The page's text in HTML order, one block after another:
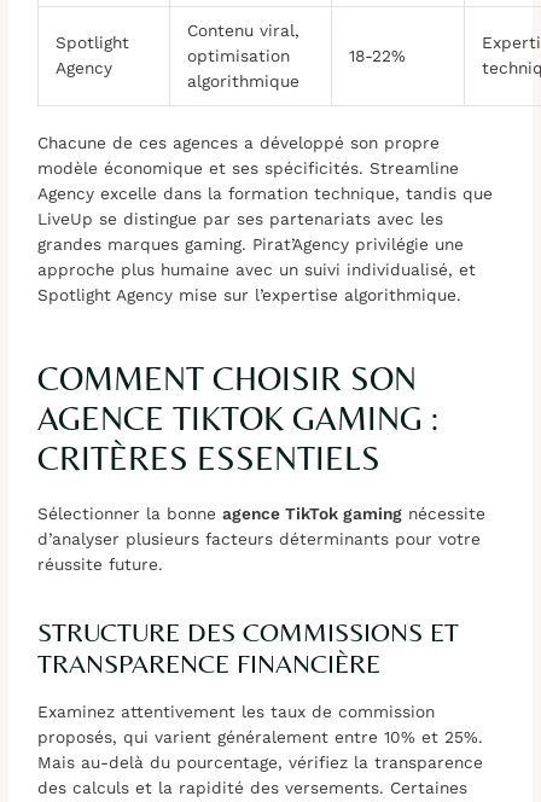
Spotlight
Agency
Contenu viral,
optimisation
algorithmique
18-22%
Chacune de ces agences a développé son propre
modèle économique et ses spécificités. Streamline
Agency excelle dans la formation technique, tandis que
LiveUp se distingue par ses partenariats avec les
grandes marques gaming. Pirat’Agency privilégie une
approche plus humaine avec un suivi individualisé, et
Spotlight Agency mise sur l’expertise algorithmique.
COMMENT CHOISIR SON
AGENCE TIKTOK GAMING :
CRITÈRES ESSENTIELS
Sélectionner la bonneagence TikTok gaming nécessite
d’analyser plusieurs facteurs déterminants pour votre
réussite future.
STRUCTURE DES COMMISSIONS ET
TRANSPARENCE FINANCIÈRE
Examinez attentivement les taux de commission
proposés, qui varient généralement entre 10% et 25%.
Mais au-delà du pourcentage, vérifiez la transparence
des calculs et la rapidité des versements. Certaines